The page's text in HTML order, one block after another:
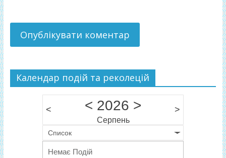
Календар подій та реколецій
< < 2026 >
Серпень
>
Список
Немає Подій